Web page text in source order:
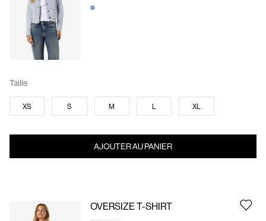
Taille
XS S M L XL
AJOUTER AU PANIER
OVERSIZE T-SHIRT